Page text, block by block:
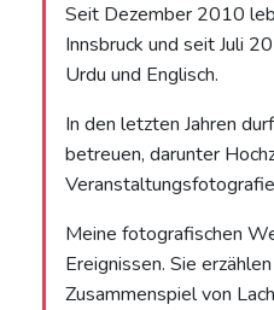
Seit Dezember 2010
Innsbruck und seit Juli
Urdu und Englisch.
In den letzten Jahren
betreuen, darunter
Meine fotografischen
Ereignissen. Sie
Zusammenspiel von